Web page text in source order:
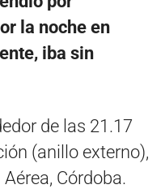
la noche en
iba sin
de las 21.17
(anillo externo),
Córdoba.